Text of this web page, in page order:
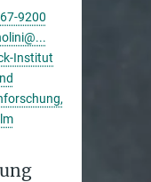
9200
Institut